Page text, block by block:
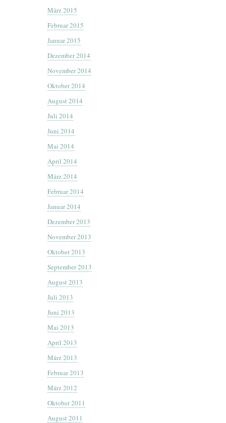
März 2015
Februar 2015
Januar 2015
Dezember 2014
November 2014
Oktober 2014
August 2014
Juli 2014
Juni 2014
Mai 2014
April 2014
März 2014
Februar 2014
Januar 2014
Dezember 2013
November 2013
Oktober 2013
September 2013
August 2013
Juli 2013
Juni 2013
Mai 2013
April 2013
März 2013
Februar 2013
März 2012
Oktober 2011
August 2011